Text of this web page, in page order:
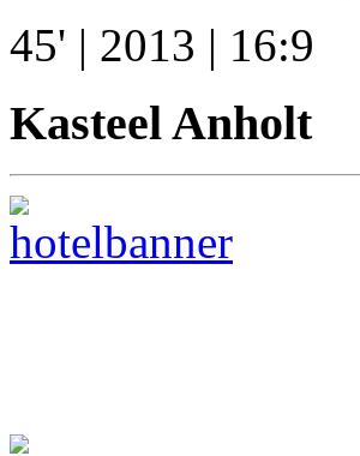
45' | 2013 | 16:9
Kasteel Anholt